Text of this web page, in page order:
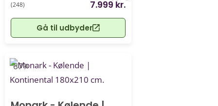
(248) 7.999 kr.
Gå til udbyder
-67%